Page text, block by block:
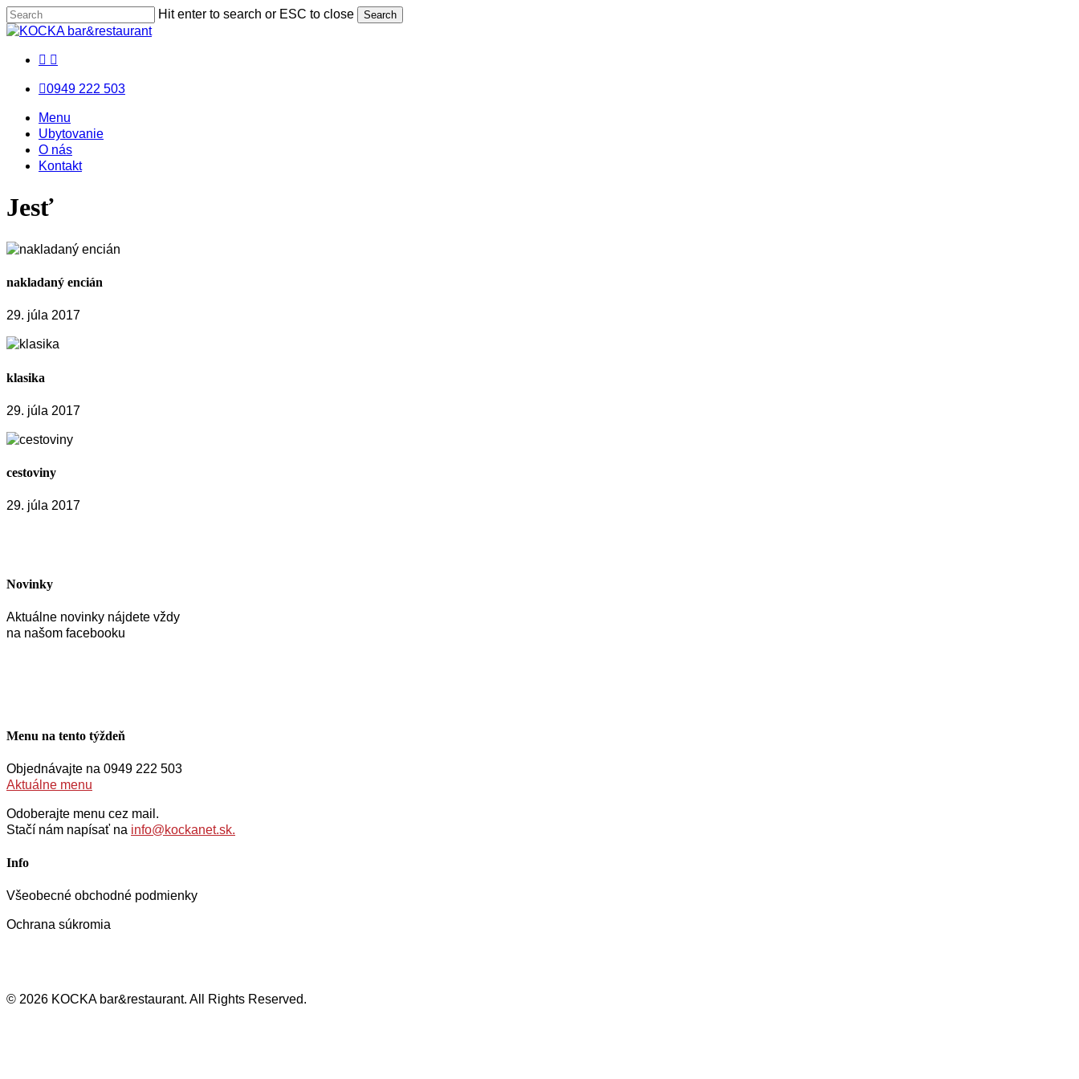
Skip
to
content
Hit enter to search or ESC to close Search
Close
facebook
messenger
email
0949 222 503
Menu
Menu
Menu
Ubytovanie
O nás
Kontakt
Jesť
nakladaný encián
29. júla 2017
klasika
29. júla 2017
cestoviny
29. júla 2017
Novinky
Aktuálne novinky nájdete vždy
na našom facebooku
Menu na tento týždeň
Objednávajte na 0949 222 503
Aktuálne menu
Odoberajte menu cez mail.
Stačí nám napísať na info@kockanet.sk.
Info
Všeobecné obchodné podmienky
Ochrana súkromia
© 2026 KOCKA bar&restaurant. All Rights Reserved.